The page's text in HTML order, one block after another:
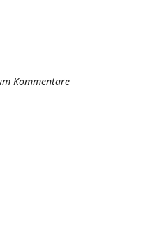
Kommentare